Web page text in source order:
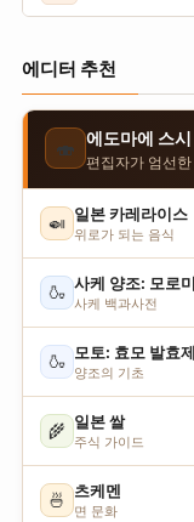
에디터 추천
🍣 에도마에 스시
편집자가 엄선
🍛 일본 카레라이스
위로가 되는 음식
🍶 사케 양조: 모로미
사케 백과사전
🍶 모토: 효모 발효제
양조의 기초
🌾 일본 쌀
주식 가이드
🍜 츠케멘
면 문화